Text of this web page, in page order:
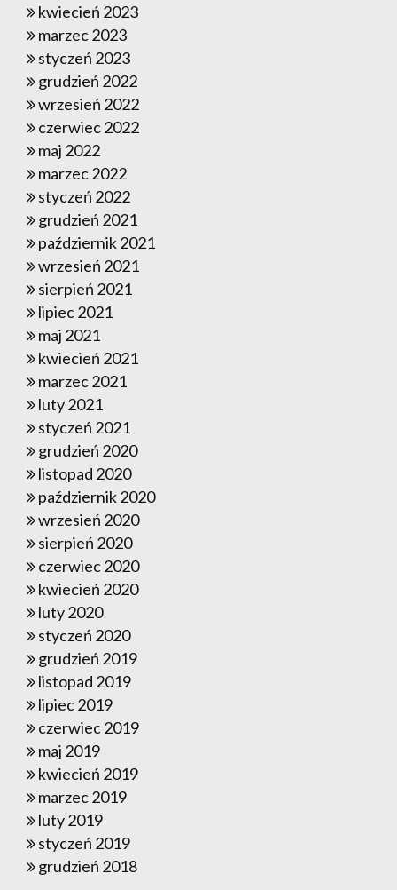
kwiecień 2023
marzec 2023
styczeń 2023
grudzień 2022
wrzesień 2022
czerwiec 2022
maj 2022
marzec 2022
styczeń 2022
grudzień 2021
październik 2021
wrzesień 2021
sierpień 2021
lipiec 2021
maj 2021
kwiecień 2021
marzec 2021
luty 2021
styczeń 2021
grudzień 2020
listopad 2020
październik 2020
wrzesień 2020
sierpień 2020
czerwiec 2020
kwiecień 2020
luty 2020
styczeń 2020
grudzień 2019
listopad 2019
lipiec 2019
czerwiec 2019
maj 2019
kwiecień 2019
marzec 2019
luty 2019
styczeń 2019
grudzień 2018